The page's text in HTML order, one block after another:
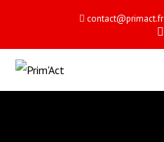
contact@primact.fr